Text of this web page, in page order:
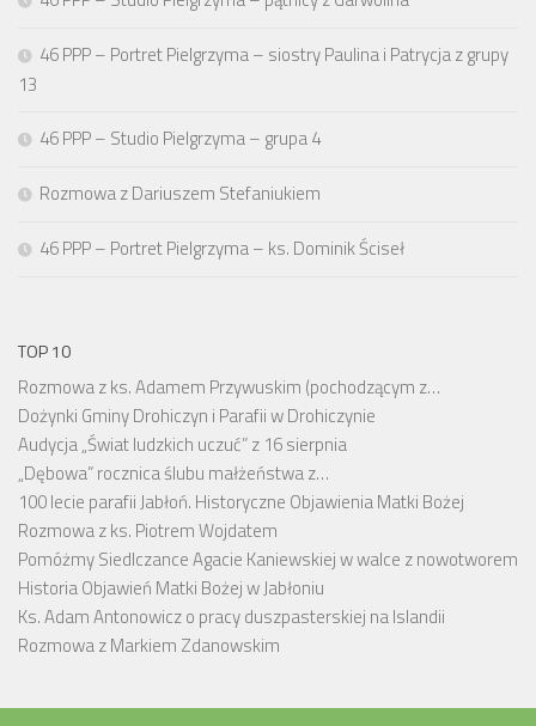
46 PPP – Portret Pielgrzyma – siostry Paulina i Patrycja z grupy
13
46 PPP – Studio Pielgrzyma – grupa 4
Rozmowa z Dariuszem Stefaniukiem
46 PPP – Portret Pielgrzyma – ks. Dominik Ściseł
TOP 10
Rozmowa z ks. Adamem Przywuskim (pochodzącym z…
Dożynki Gminy Drohiczyn i Parafii w Drohiczynie
Audycja „Świat ludzkich uczuć” z 16 sierpnia
„Dębowa” rocznica ślubu małżeństwa z…
100 lecie parafii Jabłoń. Historyczne Objawienia Matki Bożej
Rozmowa z ks. Piotrem Wojdatem
Pomóżmy Siedlczance Agacie Kaniewskiej w walce z nowotworem
Historia Objawień Matki Bożej w Jabłoniu
Ks. Adam Antonowicz o pracy duszpasterskiej na Islandii
Rozmowa z Markiem Zdanowskim